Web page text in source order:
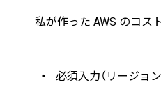
私が作った AWS のコス
必須入力（リージョ